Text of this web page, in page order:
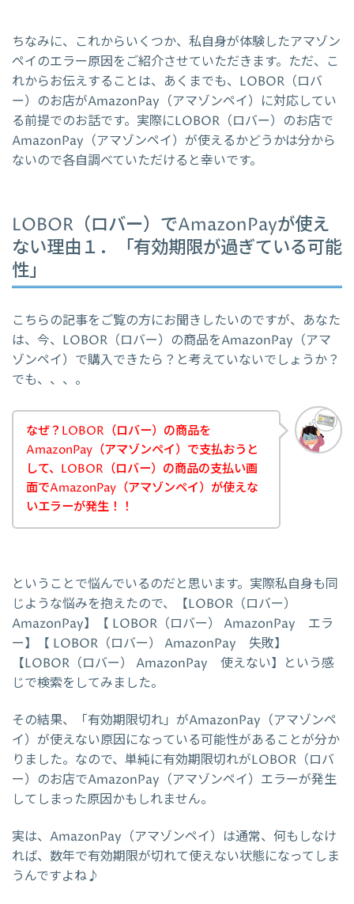
ちなみに、これからいくつか、私自身が体験したアマゾン
ペイのエラー原因をご紹介させていただきます。ただ、こ
れからお伝えすることは、あくまでも、LOBOR（ロバ
ー）のお店がAmazonPay（アマゾンペイ）に対応してい
る前提でのお話です。実際にLOBOR（ロバー）のお店で
AmazonPay（アマゾンペイ）が使えるかどうかは分から
ないので各自調べていただけると幸いです。
LOBOR（ロバー）でAmazonPayが使え
ない理由１．「有効期限が過ぎている可能
性」
こちらの記事をご覧の方にお聞きしたいのですが、あなた
は、今、LOBOR（ロバー）の商品をAmazonPay（アマ
ゾンペイ）で購入できたら？と考えていないでしょうか？
でも、、、。
なぜ？LOBOR（ロバー）の商品を
AmazonPay（アマゾンペイ）で支払おうと
して、LOBOR（ロバー）の商品の支払い画
面でAmazonPay（アマゾンペイ）が使えな
いエラーが発生！！
ということで悩んでいるのだと思います。実際私自身も同
じような悩みを抱えたので、【LOBOR（ロバー）
AmazonPay】【 LOBOR（ロバー） AmazonPay エラ
ー】【 LOBOR（ロバー） AmazonPay 失敗】
【LOBOR（ロバー） AmazonPay 使えない】という感
じで検索をしてみました。
その結果、「有効期限切れ」がAmazonPay（アマゾンペ
イ）が使えない原因になっている可能性があることが分か
りました。なので、単純に有効期限切れがLOBOR（ロバ
ー）のお店でAmazonPay（アマゾンペイ）エラーが発生
してしまった原因かもしれません。
実は、AmazonPay（アマゾンペイ）は通常、何もしなけ
れば、数年で有効期限が切れて使えない状態になってしま
うんですよね♪